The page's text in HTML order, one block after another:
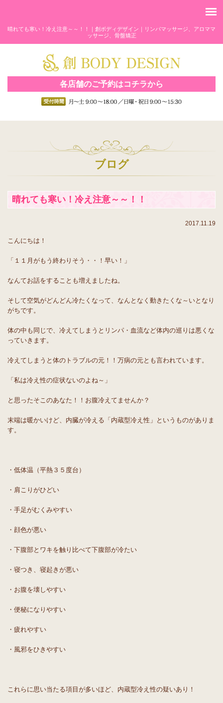
晴れても寒い！冷え注意～～！！｜創ボディデザイン｜リンパマッサージ、アロママ
ッサージ、骨盤矯正
各店舗のご予約はコチラから
ブログ
晴れても寒い！冷え注意～～！！
2017.11.19
こんにちは！
「１１月がもう終わりそう・・！早い！」
なんてお話をすることも増えましたね。
そして空気がどんどん冷たくなって、なんとなく動きたくな～いとなり
がちです。
体の中も同じで、冷えてしまうとリンパ・血流など体内の巡りは悪くな
っていきます。
冷えてしまうと体のトラブルの元！！万病の元とも言われています。
「私は冷え性の症状ないのよね～」
と思ったそこのあなた！！お腹冷えてませんか？
末端は暖かいけど、内臓が冷える「内蔵型冷え性」というものがありま
す。
・低体温（平熱３５度台）
・肩こりがひどい
・手足がむくみやすい
・顔色が悪い
・下腹部とワキを触り比べて下腹部が冷たい
・寝つき、寝起きが悪い
・お腹を壊しやすい
・便秘になりやすい
・疲れやすい
・風邪をひきやすい
これらに思い当たる項目が多いほど、内蔵型冷え性の疑いあり！